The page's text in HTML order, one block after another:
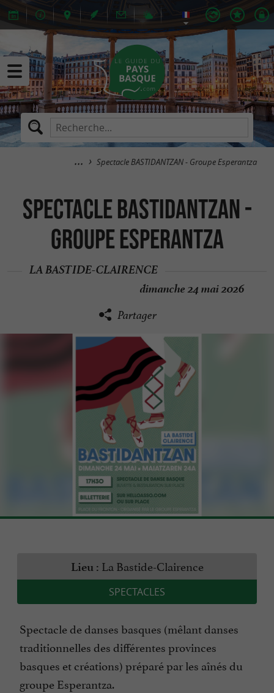
Spectacle BASTIDANTZAN - Groupe Esperantza
Spectacle BASTIDANTZAN -
Groupe Esperantza
LA BASTIDE-CLAIRENCE
dimanche 24 mai 2026
Partager
Lieu : La Bastide-Clairence
SPECTACLES
Spectacle de danses basques (mêlant danses
traditionnelles des différentes provinces
basques et créations) préparé par les aînés du
groupe Esperantza.